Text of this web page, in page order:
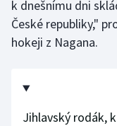
Ragby
Rychlobruslení
k dnešnímu dni
České republiky,"
hokeji z Nagana.
Jihlavský rodák,